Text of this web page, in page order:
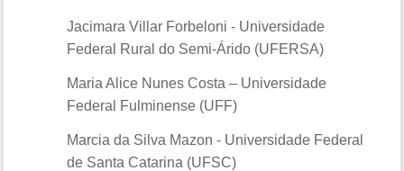
Jacimara Villar Forbeloni - Universidade
Federal Rural do Semi-Árido (UFERSA)
Maria Alice Nunes Costa – Universidade
Federal Fulminense (UFF)
Marcia da Silva Mazon - Universidade Federal
de Santa Catarina (UFSC)